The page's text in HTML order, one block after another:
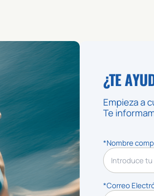
¿TE
Empieza a
Te
*Nombre
*Correo